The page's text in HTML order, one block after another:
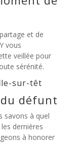
et de
vous
veillée pour
sérénité.
sur-têt
défunt
savons à quel
dernières
à honorer